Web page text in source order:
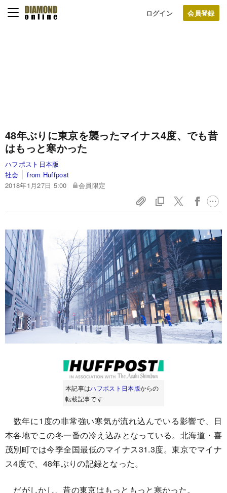
ログイン
48年ぶりに東京を襲ったマイナス4度、でも昔
はもっと寒かった
ハフポスト日本版
社会
from Huffpost
2018年1月27日 5:00
会員限定
本記事はハフポスト日本版からの
転載記事です
数年に1度の非常強い寒気が流れ込んでいる影響で、日
本各地でこの冬一番の冷え込みとなっている。北海道・喜
茂別町では今季全国最低のマイナス31.3度。東京でマイナ
ス4度で、48年ぶりの記録となった。
だがしかし、昔の東京はもっともっと寒かった。